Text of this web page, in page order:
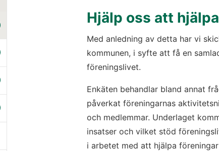
Hjälp oss att
Med anledning av detta har vi
kommunen, i syfte att få en
föreningslivet.
Enkäten behandlar bland annat
påverkat föreningarnas
och medlemmar. Underlaget
insatser och vilket stöd
i arbetet med att hjälpa